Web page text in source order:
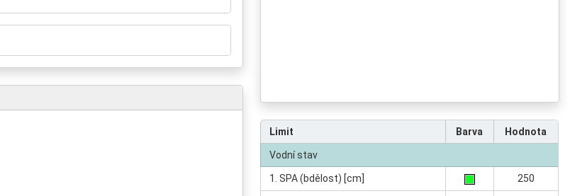
Limit Barva Hodnota
Vodní stav
1. SPA (bdělost) [cm] 250